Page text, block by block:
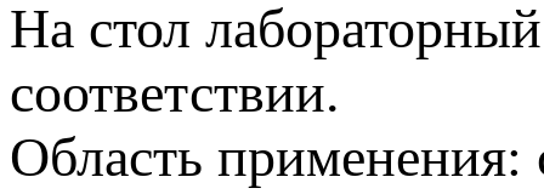
На стол
соответствии.
Область применения: